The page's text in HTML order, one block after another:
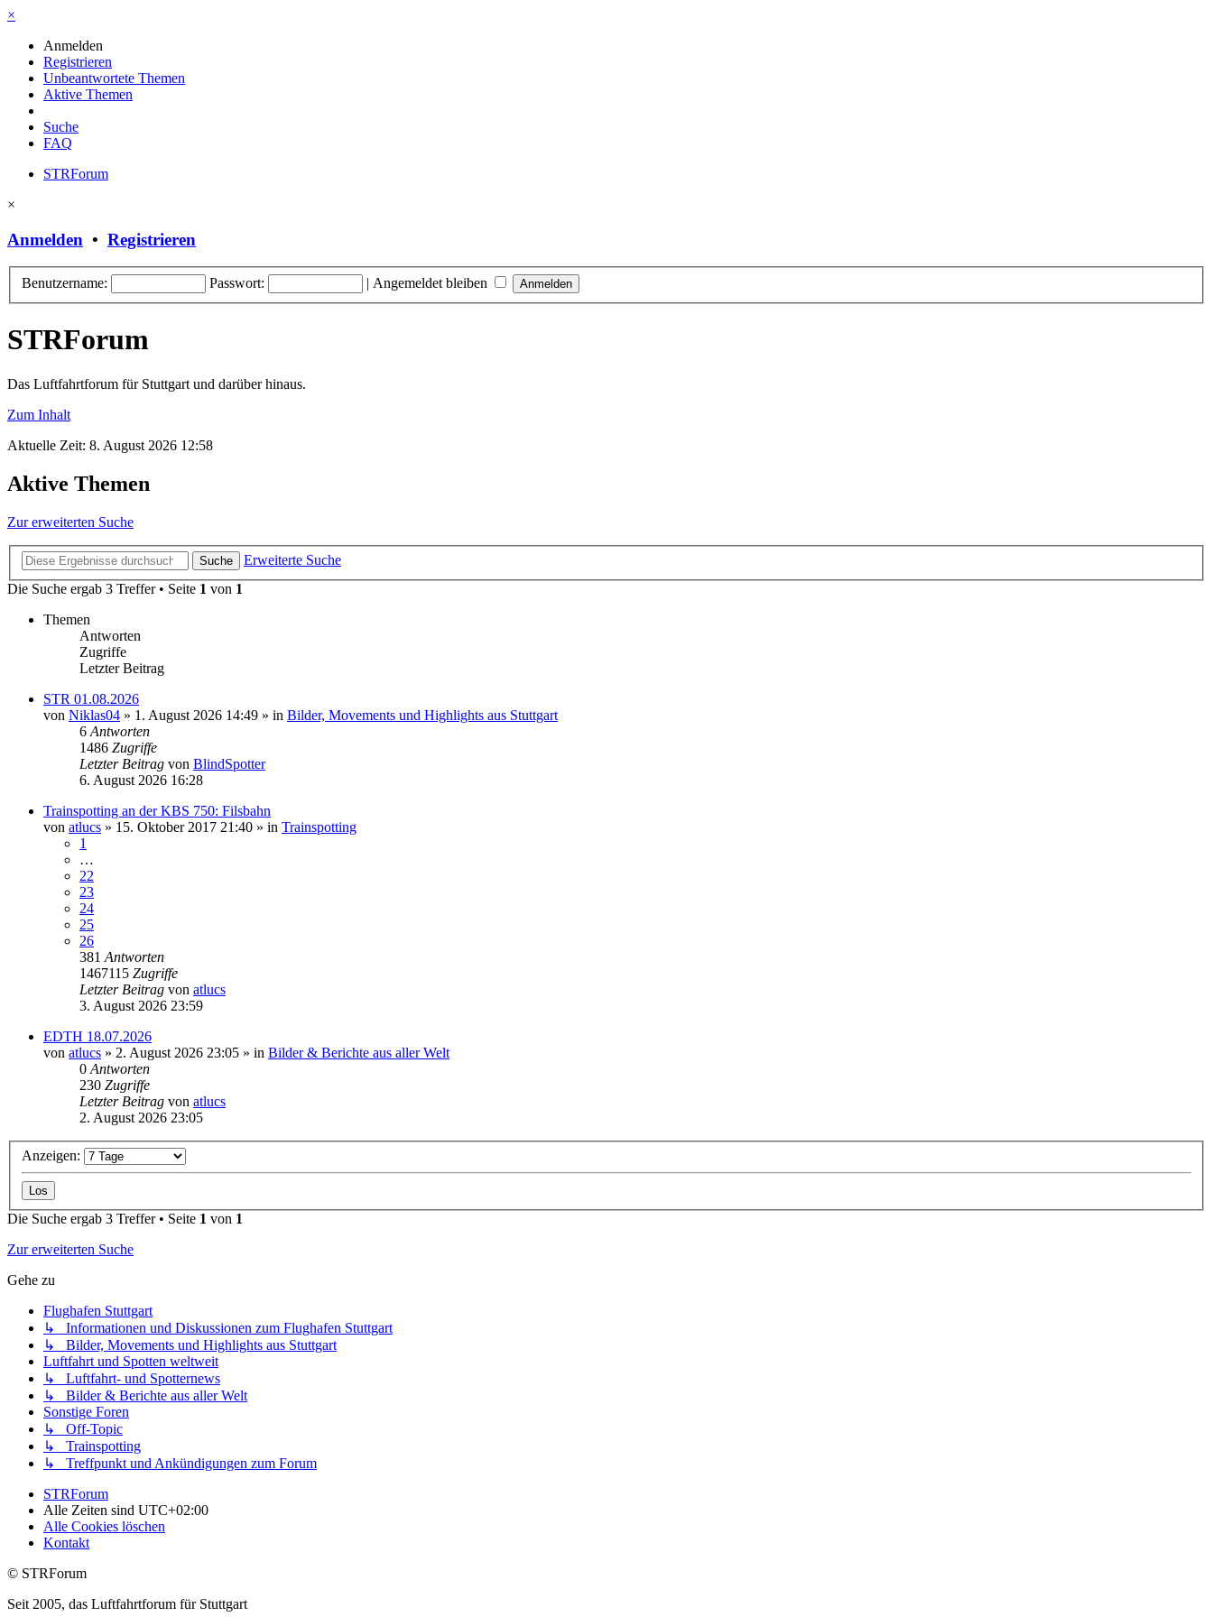
×
Anmelden
Registrieren
Unbeantwortete Themen
Aktive Themen
Suche
FAQ
STRForum
×
Anmelden • Registrieren
Benutzername: Passwort: | Angemeldet bleiben
STRForum
Das Luftfahrtforum für Stuttgart und darüber hinaus.
Zum Inhalt
Aktuelle Zeit: 8. August 2026 12:58
Aktive Themen
Zur erweiterten Suche
Suche
Erweiterte Suche
Die Suche ergab 3 Treffer • Seite 1 von 1
Themen
Antworten
Zugriffe
Letzter Beitrag
STR 01.08.2026
von Niklas04 » 1. August 2026 14:49 » in Bilder, Movements und Highlights aus Stuttgart
6 Antworten
1486 Zugriffe
Letzter Beitrag von BlindSpotter
6. August 2026 16:28
Trainspotting an der KBS 750: Filsbahn
von atlucs » 15. Oktober 2017 21:40 » in Trainspotting
1
…
22
23
24
25
26
381 Antworten
1467115 Zugriffe
Letzter Beitrag von atlucs
3. August 2026 23:59
EDTH 18.07.2026
von atlucs » 2. August 2026 23:05 » in Bilder & Berichte aus aller Welt
0 Antworten
230 Zugriffe
Letzter Beitrag von atlucs
2. August 2026 23:05
Anzeigen:
Die Suche ergab 3 Treffer • Seite 1 von 1
Zur erweiterten Suche
Gehe zu
Flughafen Stuttgart
↳ Informationen und Diskussionen zum Flughafen Stuttgart
↳ Bilder, Movements und Highlights aus Stuttgart
Luftfahrt und Spotten weltweit
↳ Luftfahrt- und Spotternews
↳ Bilder & Berichte aus aller Welt
Sonstige Foren
↳ Off-Topic
↳ Trainspotting
↳ Treffpunkt und Ankündigungen zum Forum
STRForum
Alle Zeiten sind UTC+02:00
Alle Cookies löschen
Kontakt
© STRForum
Seit 2005, das Luftfahrtforum für Stuttgart